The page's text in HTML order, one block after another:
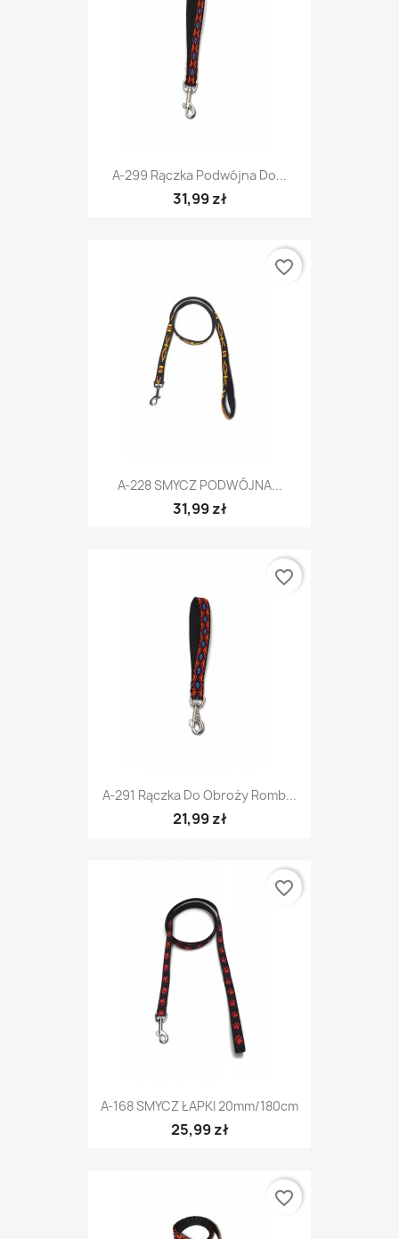
A-299 Rączka Podwójna Do...
31,99 zł
A-228 SMYCZ PODWÓJNA...
31,99 zł
favorite_border
A-291 Rączka Do Obroży Romb...
21,99 zł
favorite_border
A-168 SMYCZ ŁAPKI 20mm/180cm
25,99 zł
favorite_border
favorite_border